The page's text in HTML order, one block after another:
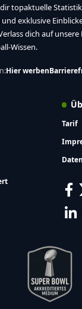
topaktuelle
exklusive
dich auf
Wissen.
Hier werben
Tarif